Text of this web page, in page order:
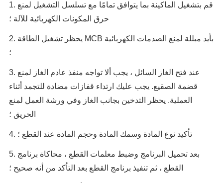
1. قم بتشغيل الماكينة بما يتوافق تمامًا مع تسلسل التشغيل لمنع
حرق المكونات الكهربائية للآلة ؛
2. يحظر تشغيل الطاقة MCB بأيد مبللة لمنع الصدمات الكهربائية
؛
3. عند فتح الغاز السائل ، يجب ألا تواجه منفذ عادم الغاز لمنع
قضمة الصقيع. يجب عليك ارتداء قفازات مضادة للتجمد أثناء
العملية. يحظر التدخين بجانب الغاز وفي ورشة العمل لمنع
الحريق ؛
4. تأكيد نوع المادة وسمك المادة وحجم المادة عند القطع ؛
5. بعد تحميل البرنامج وضبط معلمات القطع ، محاكاة برنامج
القطع ، ثم تنفيذ برنامج القطع بعد التأكد من أنه صحيح ؛